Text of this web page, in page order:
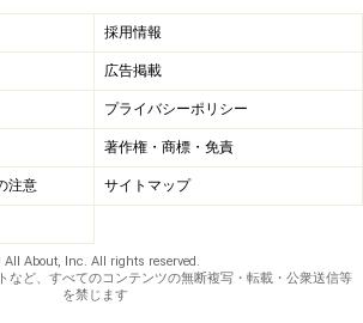
採用情報
広告掲載
プライバシーポリシー
著作権・商標・免責
注意 サイトマップ
About, Inc. All rights reserved.
など、すべてのコンテンツの無断複写・転載・公衆送信等
を禁じます